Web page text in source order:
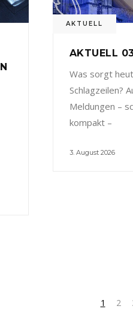
AKTUELL
AKTUELL
Was sorgt
Schlagzeilen?
Meldungen –
kompakt –
3. August 2026
1 2